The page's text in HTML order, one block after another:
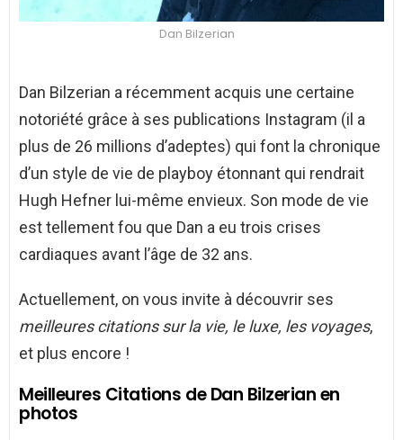
Dan Bilzerian
Dan Bilzerian a récemment acquis une certaine
notoriété grâce à ses publications Instagram (il a
plus de 26 millions d’adeptes) qui font la chronique
d’un style de vie de playboy étonnant qui rendrait
Hugh Hefner lui-même envieux. Son mode de vie
est tellement fou que Dan a eu trois crises
cardiaques avant l’âge de 32 ans.
Actuellement, on vous invite à découvrir ses
meilleures citations sur la vie, le luxe, les voyages,
et plus encore !
Meilleures Citations de Dan Bilzerian en
photos